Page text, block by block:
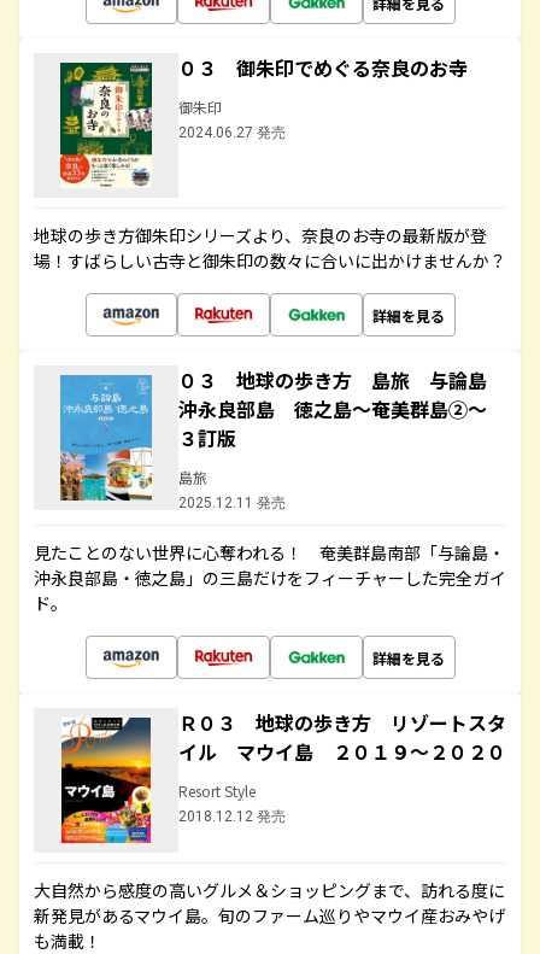
０３ 御朱印でめぐる奈良のお寺
御朱印
2024.06.27 発売
地球の歩き方御朱印シリーズより、奈良のお寺の最新版が登
場！すばらしい古寺と御朱印の数々に合いに出かけませんか？
詳細を見る
０３ 地球の歩き方 島旅 与論島
沖永良部島 徳之島～奄美群島②～
３訂版
島旅
2025.12.11 発売
見たことのない世界に心奪われる！ 奄美群島南部「与論島・
沖永良部島・徳之島」の三島だけをフィーチャーした完全ガイ
ド。
詳細を見る
Ｒ０３ 地球の歩き方 リゾートスタ
イル マウイ島 ２０１９～２０２０
Resort Style
2018.12.12 発売
大自然から感度の高いグルメ＆ショッピングまで、訪れる度に
新発見があるマウイ島。旬のファーム巡りやマウイ産おみやげ
も満載！